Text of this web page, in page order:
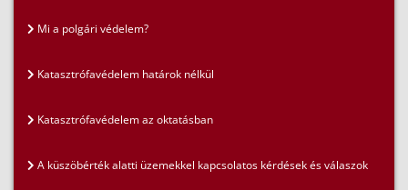
Mi a polgári védelem?
Katasztrófavédelem határok nélkül
Katasztrófavédelem az oktatásban
A küszöbérték alatti üzemekkel kapcsolatos kérdések és válaszok